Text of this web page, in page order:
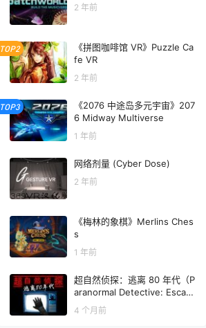
2 年前
TOP2
《拼图咖啡馆 VR》Puzzle Ca
fe VR
2 年前
TOP3
《2076 中途岛多元宇宙》207
6 Midway Multiverse
1 年前
网络剂量 (Cyber Dose)
2 年前
《梅林的象棋》Merlins Ches
s
1 年前
超自然侦探：逃离 80 年代（P
aranormal Detective: Escap
e from the 80s）
4 个月前